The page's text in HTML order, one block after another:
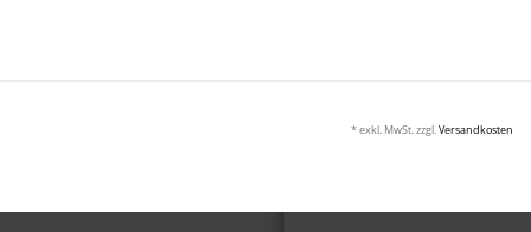
* exkl. MwSt. zzgl.Versandkosten